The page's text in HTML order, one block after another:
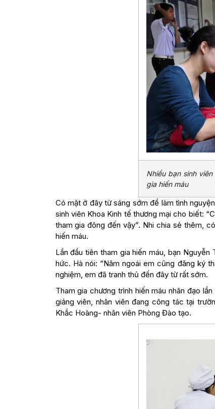
Nhiều bạn sinh
gia hiến máu
Có mặt ở đây từ sáng sớm để làm tình
sinh viên Khoa Kinh tế thương mại cho biết:
tham gia đông đến vậy”. Nhi chia sẻ thêm,
hiến máu.
Lần đầu tiên tham gia hiến máu, bạn
hức. Hà nói: “Năm ngoái em cũng đăng ký
nghiệm, em đã tranh thủ đến đây từ rất sớm.
Tham gia chương trình hiến máu nhân đạo
giảng viên, nhân viên đang công tác tại
Khắc Hoàng- nhân viên Phòng Đào tạo.